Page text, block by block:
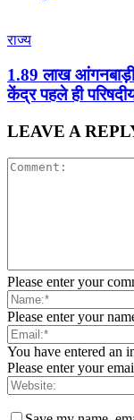
राज्य
1.89 लाख
केंद्र पहले ही
LEAVE A
Please enter your
Please enter your
You have entered an
Please enter your